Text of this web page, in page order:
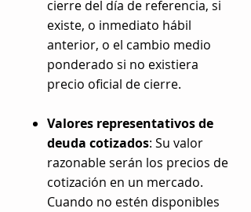
cierre del día de referencia, si
existe, o inmediato hábil
anterior, o el cambio medio
ponderado si no existiera
precio oficial de cierre.
Valores representativos de
deuda cotizados: Su valor
razonable serán los precios de
cotización en un mercado.
Cuando no estén disponibles